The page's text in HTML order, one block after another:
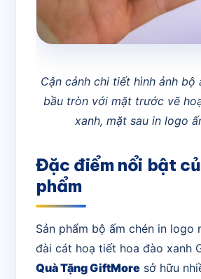
Cận cảnh chi tiết hình ảnh bộ
bầu tròn với mặt trước vẽ
xanh, mặt sau in logo
Đặc điểm nổi bật
phẩm
Sản phẩm bộ ấm chén in logo
đài cát hoạ tiết hoa đào xanh
Quà Tặng GiftMoresở hữu